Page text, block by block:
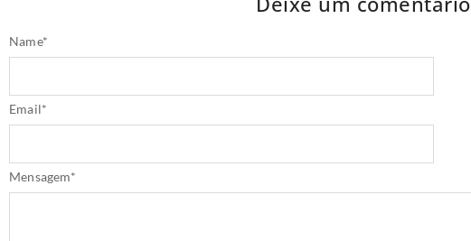
Name*
Email*